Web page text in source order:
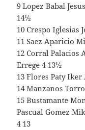
9 Lopez Babal
14½
10 Crespo Iglesias
11 Saez Aparicio
12 Corral Palacios
Errege 4 13½
13 Flores Paty Iker
14 Manzanos
15 Bustamante
Pascual Gomez
4 13